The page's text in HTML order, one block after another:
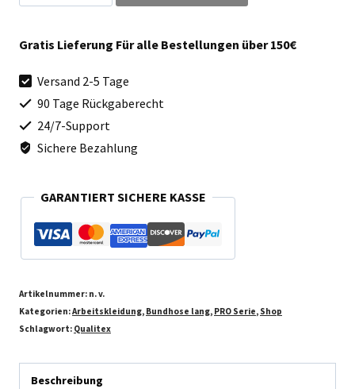
Arbeitshose
Serie
Menge
Gratis Lieferung Für alle Bestellungen über 150€
Versand 2-5 Tage
90 Tage Rückgaberecht
24/7-Support
Sichere Bezahlung
GARANTIERT SICHERE KASSE
Artikelnummer: n. v.
Kategorien:Arbeitskleidung, Bundhose lang, PRO Serie, Shop
Schlagwort: Qualitex
Beschreibung